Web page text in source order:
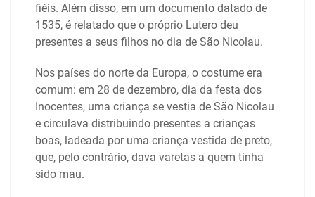
fiéis. Além disso, em um documento datado de
1535, é relatado que o próprio Lutero deu
presentes a seus filhos no dia de São Nicolau.
Nos países do norte da Europa, o costume era
comum: em 28 de dezembro, dia da festa dos
Inocentes, uma criança se vestia de São Nicolau
e circulava distribuindo presentes a crianças
boas, ladeada por uma criança vestida de preto,
que, pelo contrário, dava varetas a quem tinha
sido mau.